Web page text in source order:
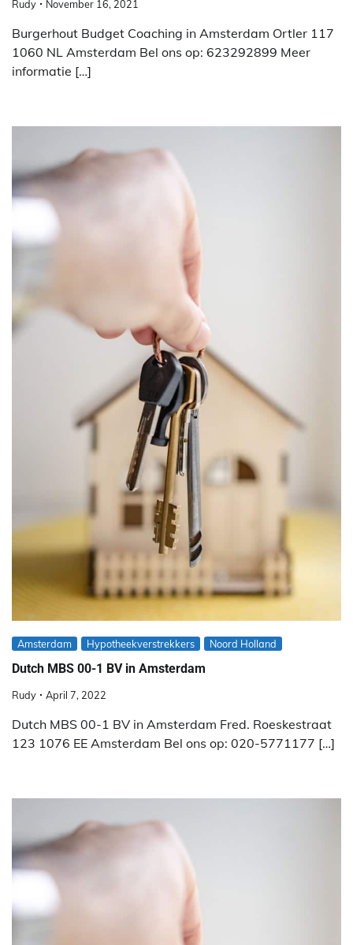
Rudy November 16, 2021
Burgerhout Budget Coaching in Amsterdam Ortler 117
1060 NL Amsterdam Bel ons op: 623292899 Meer
informatie […]
Amsterdam Hypotheekverstrekkers Noord Holland
Dutch MBS 00-1 BV in Amsterdam
Rudy April 7, 2022
Dutch MBS 00-1 BV in Amsterdam Fred. Roeskestraat
123 1076 EE Amsterdam Bel ons op: 020-5771177 […]